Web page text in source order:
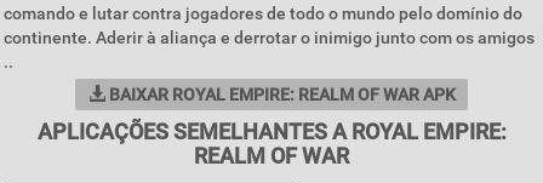
comando e lutar contra jogadores de todo o mundo pelo domínio do
continente. Aderir à aliança e derrotar o inimigo junto com os amigos
..
BAIXAR ROYAL EMPIRE: REALM OF WAR APK
APLICAÇÕES SEMELHANTES A ROYAL EMPIRE:
REALM OF WAR